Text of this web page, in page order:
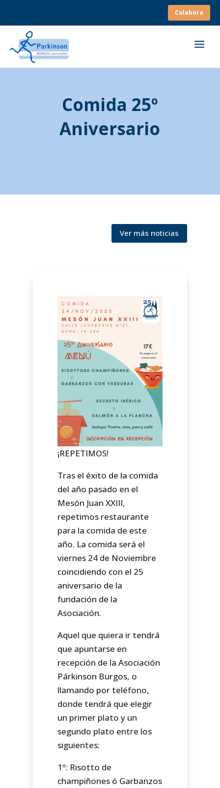
Colabora
Comida 25º
Aniversario
Ver más noticias
¡REPETIMOS!
Tras el éxito de la comida
del año pasado en el
Mesón Juan XXIII,
repetimos restaurante
para la comida de este
año. La comida será el
viernes 24 de Noviembre
coincidiendo con el 25
aniversario de la
fundación de la
Asociación.
Aquel que quiera ir tendrá
que apuntarse en
recepción de la Asociación
Párkinson Burgos, o
llamando por teléfono,
donde tendrá que elegir
un primer plato y un
segundo plato entre los
siguientes:
1º: Risotto de
champiñones ó Garbanzos